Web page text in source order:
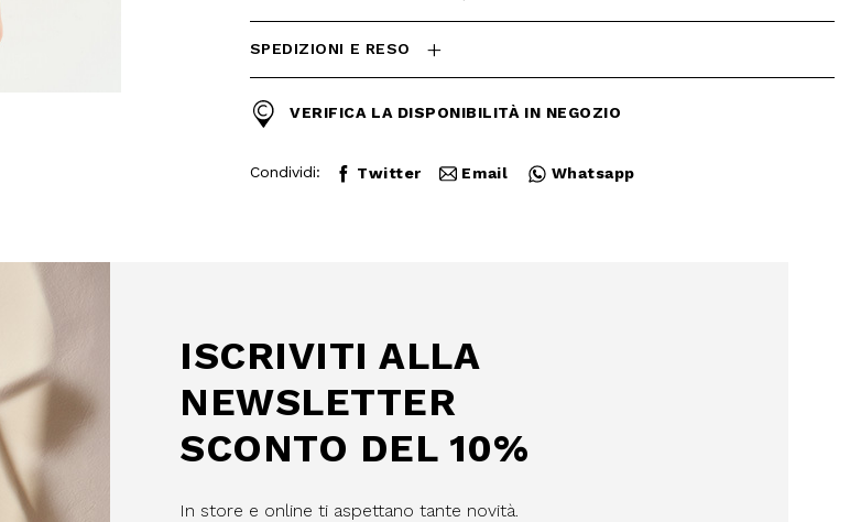
SPEDIZIONI E RESO
VERIFICA LA DISPONIBILITÀ IN NEGOZIO
Condividi: Twitter Email Whatsapp
ISCRIVITI ALLA
NEWSLETTER
SCONTO DEL 10%
In store e online ti aspettano tante novità.
accedi